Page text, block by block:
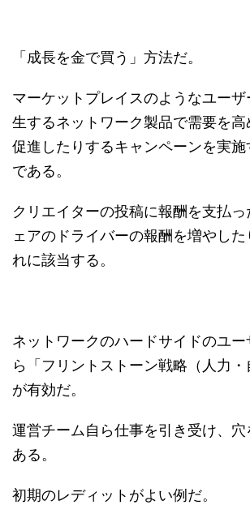
「成長を金で買う」方法だ。
マーケットプレイスのようなユー
生するネットワーク製品で需要を高
促進したりするキャンペーンを実
である。
クリエイターの投稿に報酬を支払
ェアのドライバーの報酬を増やした
れに該当する。
ネットワークのハードサイドのユ
ら「フリントストーン戦略（人力・
が有効だ。
運営チーム自ら仕事を引き受け、
ある。
初期のレディットがよい例だ。